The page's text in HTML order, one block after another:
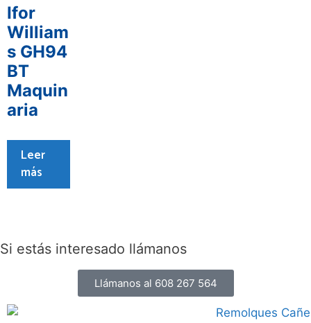
Ifor
William
s GH94
BT
Maquin
aria
Leer
más
Si estás interesado llámanos
Llámanos al 608 267 564